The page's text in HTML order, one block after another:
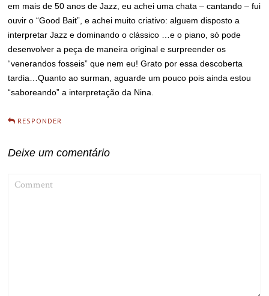
em mais de 50 anos de Jazz, eu achei uma chata – cantando – fui
ouvir o “Good Bait”, e achei muito criativo: alguem disposto a
interpretar Jazz e dominando o clássico …e o piano, só pode
desenvolver a peça de maneira original e surpreender os
“venerandos fosseis” que nem eu! Grato por essa descoberta
tardia…Quanto ao surman, aguarde um pouco pois ainda estou
“saboreando” a interpretação da Nina.
RESPONDER
Deixe um comentário